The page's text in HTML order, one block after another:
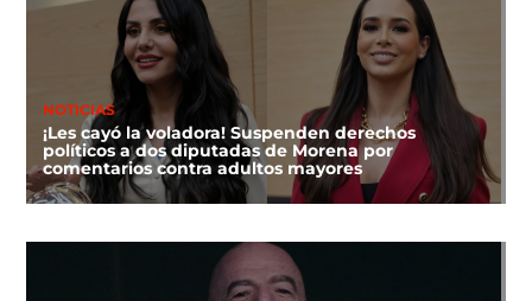
NOTICIAS
¡Les cayó la voladora! Suspenden derechos
políticos a dos diputadas de Morena por
comentarios contra adultos mayores